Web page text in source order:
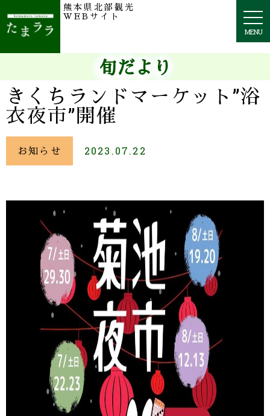
MENU
熊本県北部観光
WEBサイト
旬だより
きくちランドマーケット”浴
衣夜市”開催
お知らせ 2023.07.22